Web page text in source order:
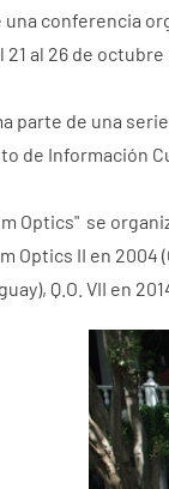
una conferencia
al 26 de octubre
parte de una
de Información
Optics" se
Optics II en 2004
Q.O. VII en